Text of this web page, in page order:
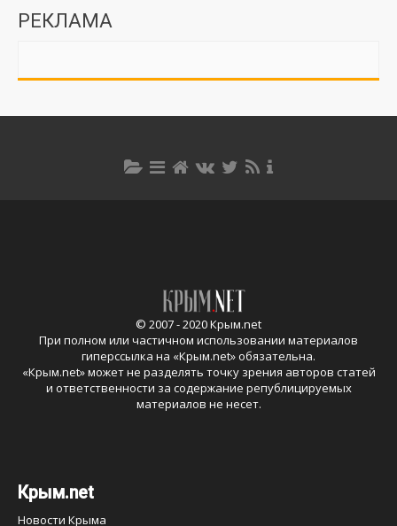
РЕКЛАМА
© 2007 - 2020 Крым.net
При полном или частичном использовании материалов
гиперссылка на «Крым.net» обязательна.
«Крым.net» может не разделять точку зрения авторов статей
и ответственности за содержание републицируемых
материалов не несет.
Крым.net
Новости Крыма